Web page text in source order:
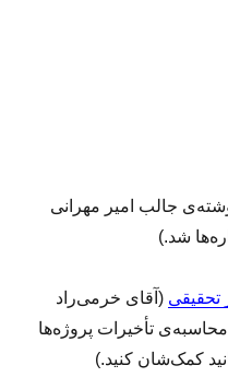
جالب امیر مهرانی
شد.)
تحقیقی (آقای خرمی‌راد
تأخیرات پروژه‌ها
کمک‌شان کنید.)